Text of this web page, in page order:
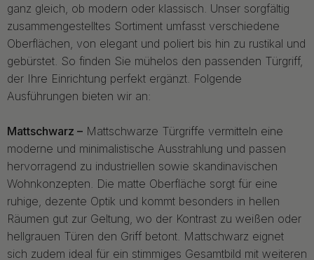
ganz gleich, ob modern oder klassisch. Unser sorgfältig
zusammengestelltes Sortiment umfasst verschiedene
Oberflächen, von elegant und poliert bis hin zu rustikal und
gebürstet. So finden Sie mühelos den passenden Türgriff,
der Ihre Einrichtung perfekt ergänzt. Folgende
Ausführungen bieten wir an:
Mattschwarz – Mattschwarze Türgriffe vermitteln eine
moderne und minimalistische Ausstrahlung und passen
hervorragend zu industriellen sowie skandinavischen
Wohnkonzepten. Die matte Oberfläche sorgt für eine
ruhige, dezente Optik und kommt besonders in hellen
Räumen gut zur Geltung, wo der Kontrast zu weißen oder
hellgrauen Türen den Griff betont. Mattschwarz eignet
sich zudem ideal für ein stimmiges Gesamtbild mit weiteren